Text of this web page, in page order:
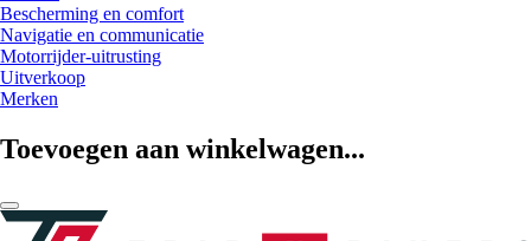
Bescherming en comfort
Navigatie en communicatie
Motorrijder-uitrusting
Uitverkoop
Merken
Toevoegen aan winkelwagen...